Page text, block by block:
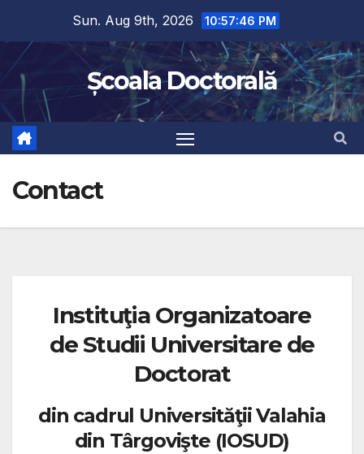
Sun. Aug 9th, 2026 10:57:46 PM
Școala Doctorală
Contact
Instituţia Organizatoare
de Studii Universitare de
Doctorat
din cadrul Universităţii Valahia
din Târgovişte(IOSUD)